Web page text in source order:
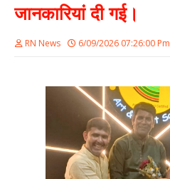
जानकारियां दी गई।
RN News 6/09/2026 07:26:00 Pm